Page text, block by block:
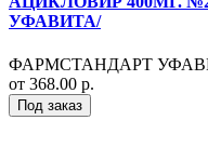
УФАВИТА/
ФАРМСТАНДАРТ
от 368.00 р.
Под заказ